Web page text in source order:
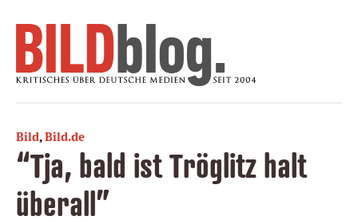
Bild,Bild.de
“Tja, bald ist Tröglitz halt
überall”